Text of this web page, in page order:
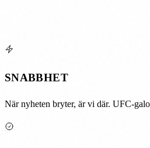
SNABBHET
När nyheten bryter, är vi där. UFC-